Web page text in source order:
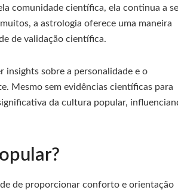
comunidade científica, ela continua a
a astrologia oferece uma maneira
de validação científica.
insights sobre a personalidade e o
Mesmo sem evidências científicas para
da cultura popular,
de proporcionar conforto e orientação